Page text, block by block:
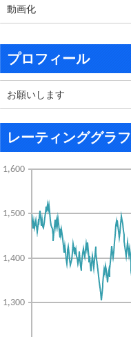
動画化
プロフィール
お願いします
レーティンググラフ